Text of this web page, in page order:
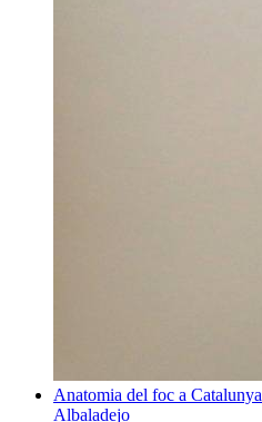
Anatomia del foc a Catalunya
Albaladejo